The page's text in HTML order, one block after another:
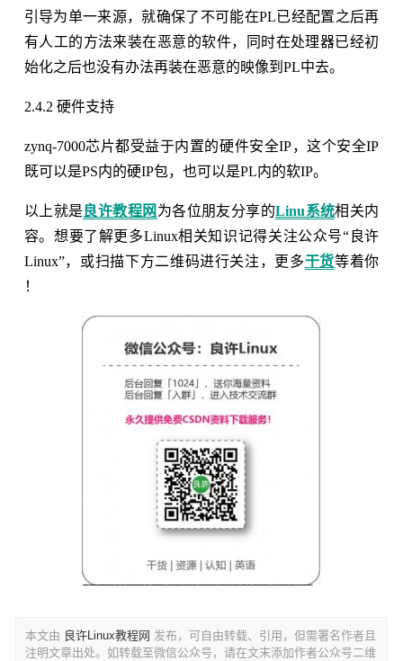
引导为单一来源，就确保了不可能在PL已经配置之后再
有人工的方法来装在恶意的软件，同时在处理器已经初
始化之后也没有办法再装在恶意的映像到PL中去。
2.4.2 硬件支持
zynq-7000芯片都受益于内置的硬件安全IP，这个安全IP
既可以是PS内的硬IP包，也可以是PL内的软IP。
以上就是 良许教程网 为各位朋友分享的Linu系统相关内
容。想要了解更多Linux相关知识记得关注公众号“良许
Linux”，或扫描下方二维码进行关注，更多干货等着你
！
本文由 良许Linux教程网 发布，可自由转载、引用，但需署名作者且
注明文章出处。如转载至微信公众号，请在文末添加作者公众号二维